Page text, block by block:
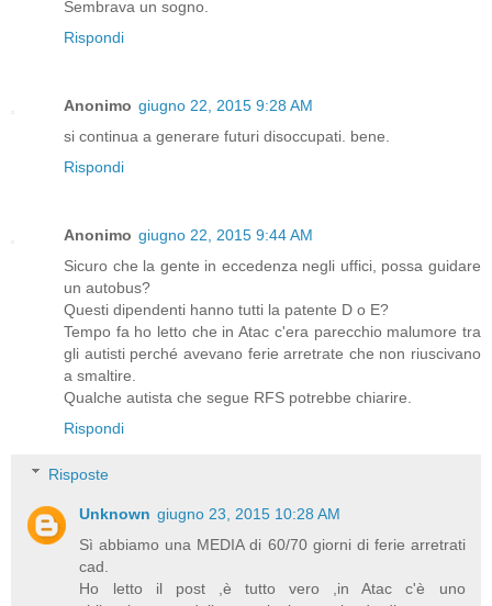
Sembrava un sogno.
Rispondi
Anonimo giugno 22, 2015 9:28 AM
si continua a generare futuri disoccupati. bene.
Rispondi
Anonimo giugno 22, 2015 9:44 AM
Sicuro che la gente in eccedenza negli uffici, possa guidare
un autobus?
Questi dipendenti hanno tutti la patente D o E?
Tempo fa ho letto che in Atac c'era parecchio malumore tra
gli autisti perché avevano ferie arretrate che non riuscivano
a smaltire.
Qualche autista che segue RFS potrebbe chiarire.
Rispondi
Risposte
Unknown giugno 23, 2015 10:28 AM
Sì abbiamo una MEDIA di 60/70 giorni di ferie arretrati
cad.
Ho letto il post ,è tutto vero ,in Atac c'è uno